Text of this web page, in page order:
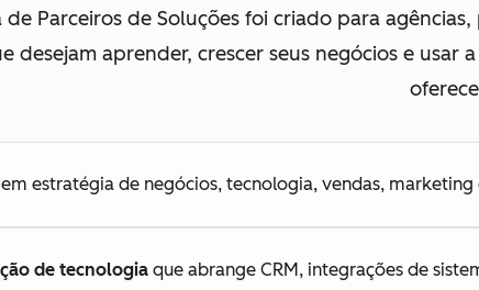
de Parceiros de Soluções foi criado para
desejam aprender, crescer seus negócios e
em estratégia de negócios, tecnologia, vendas,
de tecnologia que abrange CRM, integrações de